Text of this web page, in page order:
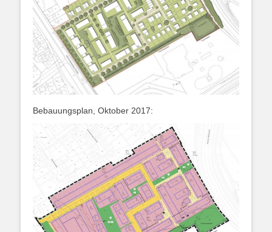
Bebauungsplan, Oktober 2017: